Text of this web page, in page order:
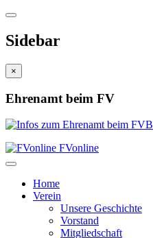
Sidebar
×
Ehrenamt beim FV
FVonline
Home
Verein
Unsere Geschichte
Vorstand
Mitgliedschaft